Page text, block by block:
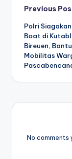
Post
Previous
Polri
Boat di
Bireuen, Bantu
Mobilitas
No comments